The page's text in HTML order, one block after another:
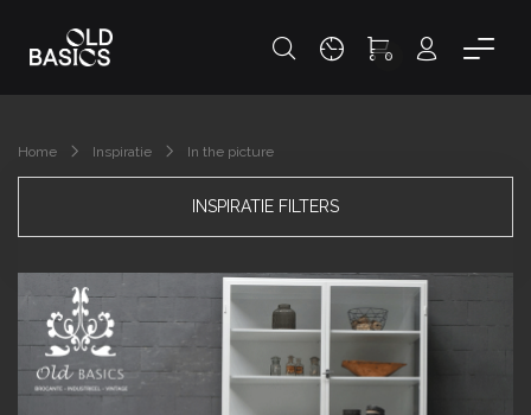
0
Home Inspiratie In the picture
INSPIRATIE FILTERS